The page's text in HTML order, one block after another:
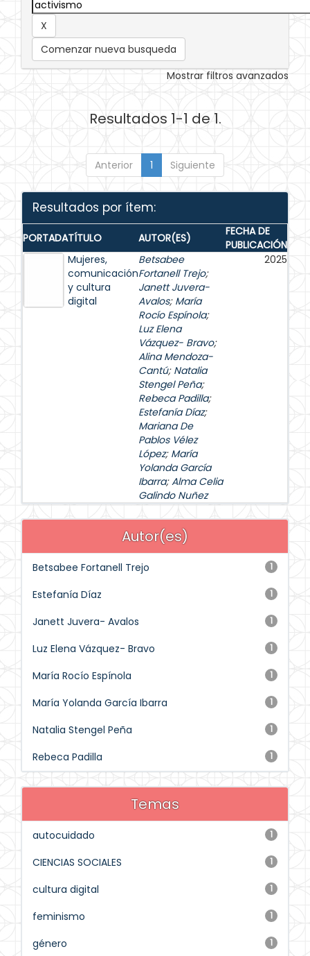
Comenzar nueva busqueda
Mostrar filtros avanzados
Resultados 1-1 de 1.
Anterior 1 Siguiente
Resultados por ítem:
PORTADATÍTULO AUTOR(ES)
FECHA DE
PUBLICACIÓN
Mujeres,
comunicación
y cultura
digital
Betsabee
Fortanell Trejo;
Janett Juvera-
Avalos; María
Rocío Espínola;
Luz Elena
Vázquez- Bravo;
Alina Mendoza-
Cantú; Natalia
Stengel Peña;
Rebeca Padilla;
Estefanía Díaz;
Mariana De
Pablos Vélez
López; María
Yolanda García
Ibarra;Alma Celia
Galindo Nuñez
2025
Autor(es)
1
Betsabee Fortanell Trejo
1
Estefanía Díaz
1
Janett Juvera- Avalos
1
Luz Elena Vázquez- Bravo
1
María Rocío Espínola
1
María Yolanda García Ibarra
1
Natalia Stengel Peña
1
Rebeca Padilla
Temas
1
autocuidado
1
CIENCIAS SOCIALES
1
cultura digital
1
feminismo
1
género